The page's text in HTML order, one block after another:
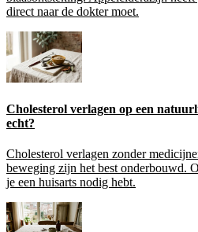
direct naar de dokter moet.
Cholesterol verlagen op een
echt?
Cholesterol verlagen zonder
beweging zijn het best onderbouwd.
je een huisarts nodig hebt.